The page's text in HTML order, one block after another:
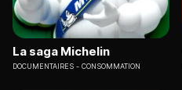
La saga Michelin
DOCUMENTAIRES CONSOMMATION